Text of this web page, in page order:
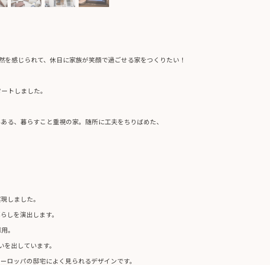
感じられて、休日に家族が笑顔で過ごせる家をつくりたい！
トしました。
る、暮らすこと重視の家。随所に工夫をちりばめた、
しました。
しを演出します。
。
出しています。
ロッパの邸宅によく見られるデザインです。